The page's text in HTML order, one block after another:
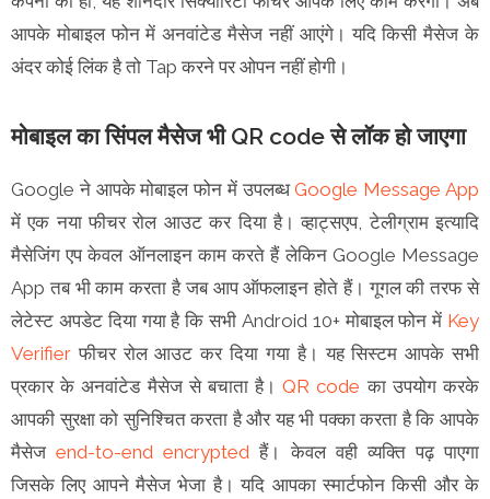
आपके मोबाइल फोन में अनवांटेड मैसेज नहीं आएंगे। यदि किसी मैसेज के
अंदर कोई लिंक है तो Tap करने पर ओपन नहीं होगी।
मोबाइल का सिंपल मैसेज भी QR code से लॉक हो जाएगा
Google ने आपके मोबाइल फोन में उपलब्धGoogle Message App
में एक नया फीचर रोल आउट कर दिया है। व्हाट्सएप, टेलीग्राम इत्यादि
मैसेजिंग एप केवल ऑनलाइन काम करते हैं लेकिन Google Message
App तब भी काम करता है जब आप ऑफलाइन होते हैं। गूगल की तरफ से
लेटेस्ट अपडेट दिया गया है कि सभी Android 10+ मोबाइल फोन में Key
Verifier फीचर रोल आउट कर दिया गया है। यह सिस्टम आपके सभी
प्रकार के अनवांटेड मैसेज से बचाता है।QR code का उपयोग करके
आपकी सुरक्षा को सुनिश्चित करता है और यह भी पक्का करता है कि आपके
मैसेजend-to-end encrypted हैं। केवल वही व्यक्ति पढ़ पाएगा
जिसके लिए आपने मैसेज भेजा है। यदि आपका स्मार्टफोन किसी और के